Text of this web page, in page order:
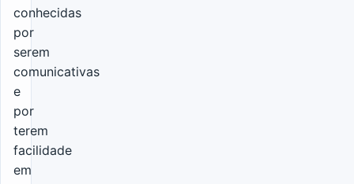
conhecidas
por
serem
comunicativas
e
por
terem
facilidade
em